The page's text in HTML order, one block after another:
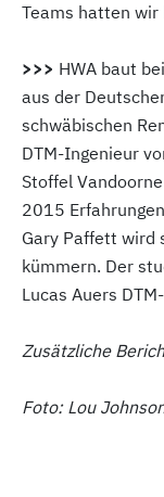
Teams hatten wir
>>> HWA baut
aus der
schwäbischen
DTM-Ingenieur
Stoffel
2015
Gary Paffett wird
kümmern. Der
Lucas Auers
Zusätzliche
Foto: Lou